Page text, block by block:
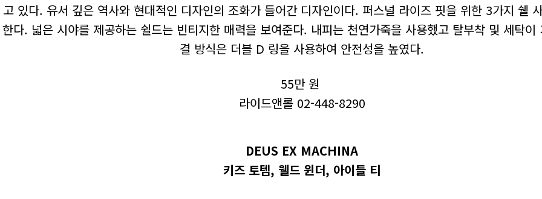
고 있다. 유서 깊은 역사와 현대적인 디자인의 조화가 들어간 디자인이다. 퍼스널 라이즈 핏을 위한 3가지 쉘
한다. 넓은 시야를 제공하는 쉴드는 빈티지한 매력을 보여준다. 내피는 천연가죽을 사용했고 탈부착 및 세탁이
결 방식은 더블 D 링을 사용하여 안전성을 높였다.
55만 원
라이드앤롤 02-448-8290
DEUS EX MACHINA
키즈 토템, 웰드 윈더, 아이들 티